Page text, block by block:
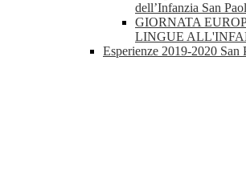
dell’Infanzia San
GIORNATA
LINGUE
Esperienze 2019-2020 San